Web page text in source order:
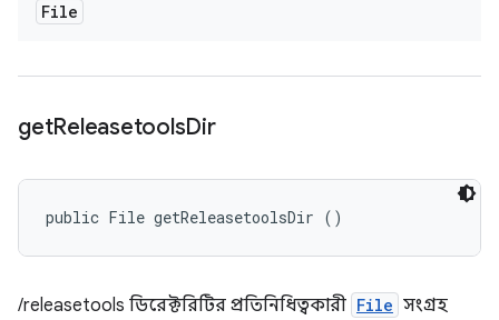
File
getReleasetoolsDir
public File getReleasetoolsDir ()
/releasetools ডিরেক্টরিটির প্রতিনিধিত্বকারী File সংগ্রহ